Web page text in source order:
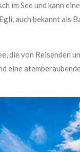
im See und kann
auch bekannt als
die von Reisenden
eine